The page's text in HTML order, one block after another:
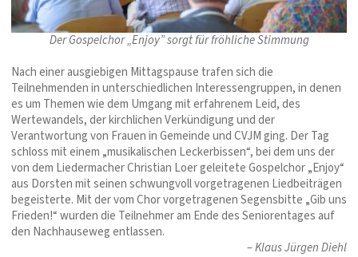
Der Gospelchor „Enjoy” sorgt für fröhliche Stimmung
Nach einer ausgiebigen Mittagspause trafen sich die
Teilnehmenden in unterschiedlichen Interessengruppen, in denen
es um Themen wie dem Umgang mit erfahrenem Leid, des
Wertewandels, der kirchlichen Verkündigung und der
Verantwortung von Frauen in Gemeinde und CVJM ging. Der Tag
schloss mit einem „musikalischen Leckerbissen“, bei dem uns der
von dem Liedermacher Christian Loer geleitete Gospelchor „Enjoy“
aus Dorsten mit seinen schwungvoll vorgetragenen Liedbeiträgen
begeisterte. Mit der vom Chor vorgetragenen Segensbitte „Gib uns
Frieden!“ wurden die Teilnehmer am Ende des Seniorentages auf
den Nachhauseweg entlassen.
– Klaus Jürgen Diehl